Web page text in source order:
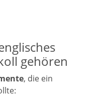
gehören
, die ein